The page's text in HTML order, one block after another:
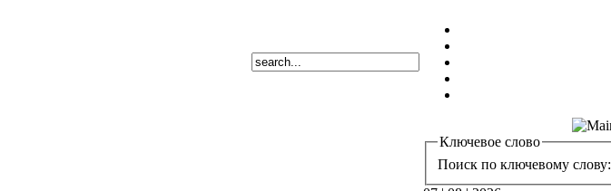
Ключевое слово
Поиск по ключевому слову: